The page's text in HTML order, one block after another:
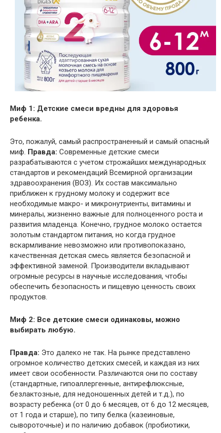
Миф 1: Детские смеси вредны для здоровья
ребенка.
Это, пожалуй, самый распространенный и самый опасный
миф. Правда: Современные детские смеси
разрабатываются с учетом строжайших международных
стандартов и рекомендаций Всемирной организации
здравоохранения (ВОЗ). Их состав максимально
приближен к грудному молоку и содержит все
необходимые макро- и микронутриенты, витамины и
минералы, жизненно важные для полноценного роста и
развития младенца. Конечно, грудное молоко остается
золотым стандартом питания, но когда грудное
вскармливание невозможно или противопоказано,
качественная детская смесь является безопасной и
эффективной заменой. Производители вкладывают
огромные ресурсы в научные исследования, чтобы
обеспечить безопасность и пищевую ценность своих
продуктов.
Миф 2: Все детские смеси одинаковы, можно
выбирать любую.
Правда: Это далеко не так. На рынке представлено
огромное количество детских смесей, и каждая из них
имеет свои особенности. Различаются они по составу
(стандартные, гипоаллергенные, антирефлюксные,
безлактозные, для недоношенных детей и т.д.), по
возрасту ребенка (от 0 до 6 месяцев, от 6 до 12 месяцев,
от 1 года и старше), по типу белка (казеиновые,
сывороточные) и по наличию добавок (пробиотики,